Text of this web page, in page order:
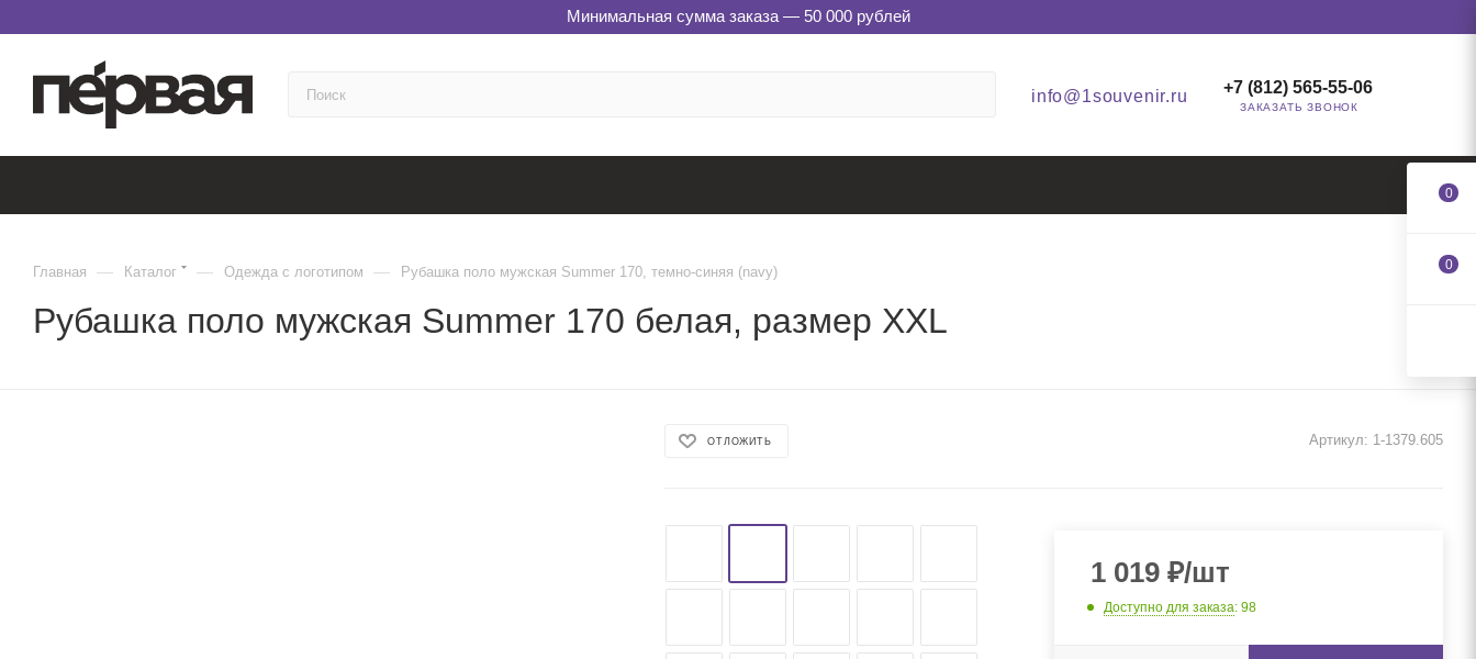
Минимальная сумма заказа — 50 000 рублей
info@1souvenir.ru +7 (812) 565-55-06
ЗАКАЗАТЬ ЗВОНОК
Главная — Каталог — Одежда с логотипом — Рубашка поло мужская Summer 170, темно-синяя (navy)
Рубашка поло мужская Summer 170 белая, размер XXL
ОТЛОЖИТЬ Артикул: 1-1379.605
1 019₽/шт
Доступно для заказа: 98
0
0